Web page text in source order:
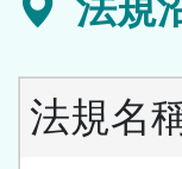
法規名